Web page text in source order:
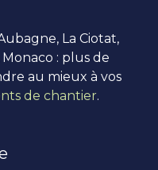
La Ciotat,
: plus de
au mieux à vos
de chantier.